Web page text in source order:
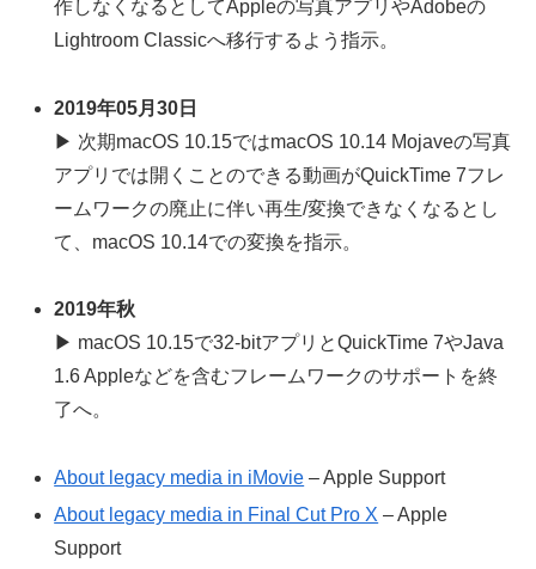
作しなくなるとしてAppleの写真アプリやAdobeの
Lightroom Classicへ移行するよう指示。
2019年05月30日
▶ 次期macOS 10.15ではmacOS 10.14 Mojaveの写真
アプリでは開くことのできる動画がQuickTime 7フレ
ームワークの廃止に伴い再生/変換できなくなるとし
て、macOS 10.14での変換を指示。
2019年秋
▶ macOS 10.15で32-bitアプリとQuickTime 7やJava
1.6 Appleなどを含むフレームワークのサポートを終
了へ。
About legacy media in iMovie – Apple Support
About legacy media in Final Cut Pro X – Apple
Support